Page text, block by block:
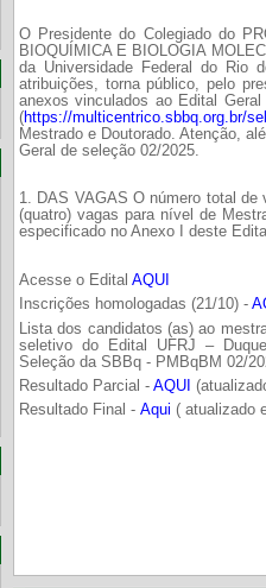
O Presidente do Colegiado do
BIOQUÍMICA E BIOLOGIA
da Universidade Federal do Rio
atribuições, torna público, pelo
anexos vinculados ao Edital
(https://multicentrico.sbbq.org.br/
Mestrado e Doutorado. Atenção,
Geral de seleção 02/2025.
1. DAS VAGAS O número total de
(quatro) vagas para nível de
especificado no Anexo I deste
Acesse o Edital AQUI
Inscrições homologadas (21/10) -
Lista dos candidatos (as) ao
seletivo do Edital UFRJ –
Seleção da SBBq - PMBqBM 02/
Resultado Parcial - AQUI
Resultado Final - Aqui ( atualizado